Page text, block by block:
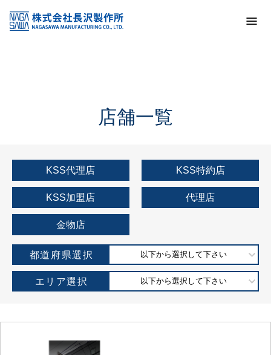
KSS加盟店・取扱店情報
店舗一覧
店舗一覧
KSS代理店 KSS特約店
KSS加盟店 代理店
金物店
都道府県選択 以下から選択して下さい
エリア選択 以下から選択して下さい